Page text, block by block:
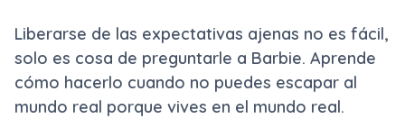
Liberarse de las expectativas ajenas no es fácil,
solo es cosa de preguntarle a Barbie. Aprende
cómo hacerlo cuando no puedes escapar al
mundo real porque vives en el mundo real.